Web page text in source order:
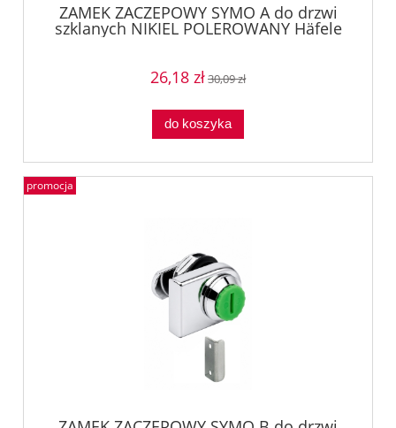
ZAMEK ZACZEPOWY SYMO A do drzwi
szklanych NIKIEL POLEROWANY Häfele
26,18 zł30,09 zł
do koszyka
promocja